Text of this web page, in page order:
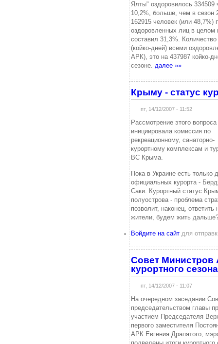
Ялты" оздоровилось 334509
10,2%, больше, чем в сезон
162915 человек (или
оздоровленных лиц в целом
составил 31,3%.
(койко-дней) всеми
АРК), это на 437987 койко-
сезоне. далее »»
Крыму - статус
пт, 14/12/2007 - 11:52
Рассмотрение этого вопроса
инициировала комиссия по
рекреационному, санаторно-
курортному комплексам и
ВС Крыма.
Пока в Украине есть только
официальных курорта -
Саки. Курортный статус
полуострова - проблема
позволит, наконец,
жители, будем жить
Войдите на сайтдля
Совет Министров
курортного
пт, 14/12/2007 - 11:07
На очередном заседании
председательством главы
участием Председателя
первого заместителя
АРК Евгения Драпятого,